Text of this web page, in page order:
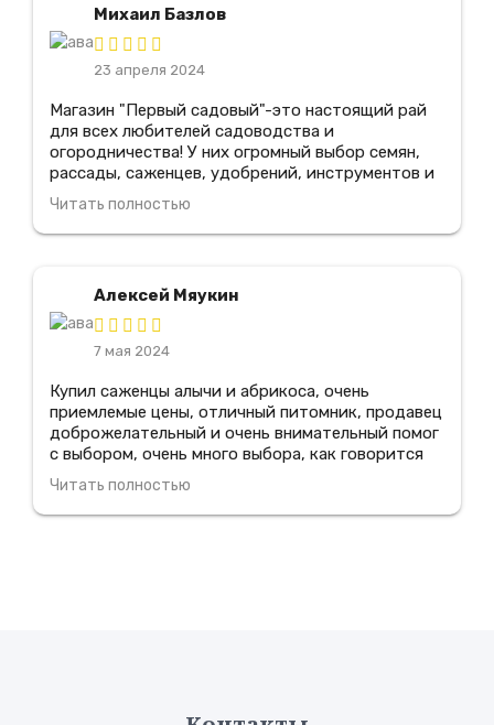
этом магазине, всем доволен.
Михаил Базлов
23 апреля 2024
Магазин "Первый садовый"-это настоящий рай
для всех любителей садоводства и
огородничества! У них огромный выбор семян,
рассады, саженцев, удобрений, инструментов и
всего, что только может понадобиться для
создания и ухода за садом. Здесь работают
настоящие профессионалы, которые всегда
этот магазин всем своим знакомым
Читать полностью
Алексей Мяукин
7 мая 2024
Купил саженцы алычи и абрикоса, очень
приемлемые цены, отличный питомник, продавец
доброжелательный и очень внимательный помог
с выбором, очень много выбора, как говорится
цена-качество, все прижилось, очень
понравилось зайду еще, всем советую туда
зайди!
Читать полностью